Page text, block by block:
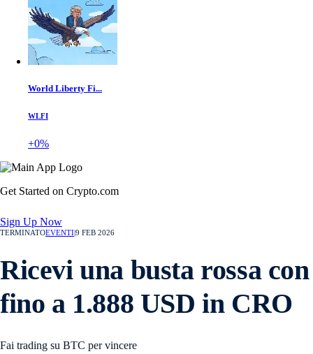
World Liberty Fi...
WLFI
+0%
Get Started on Crypto.com
Sign Up Now
TERMINATOEVENTI9 FEB 2026
Ricevi una busta rossa con
fino a 1.888 USD in CRO
Fai trading su BTC per vincere